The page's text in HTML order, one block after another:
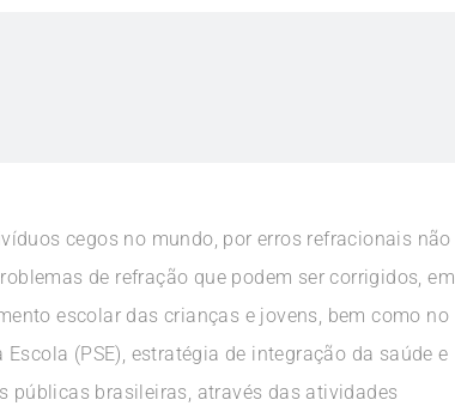
cegos no mundo, por erros refracionais não
de refração que podem ser corrigidos, em
escolar das crianças e jovens, bem como no
(PSE), estratégia de integração da saúde e
brasileiras, através das atividades